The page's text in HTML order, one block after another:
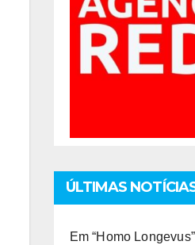
ÚLTIMAS
Em “Homo